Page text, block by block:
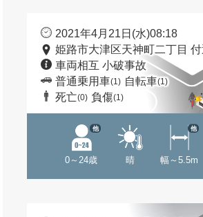
2021年4月21日(水)08:18
姫路市大津区天神町二丁目 付
車両相互 小破事故
普通乗用車(1) 自転車(1)
死亡(0) 負傷(1)
0～24歳
他
晴 幅～5.5m
他